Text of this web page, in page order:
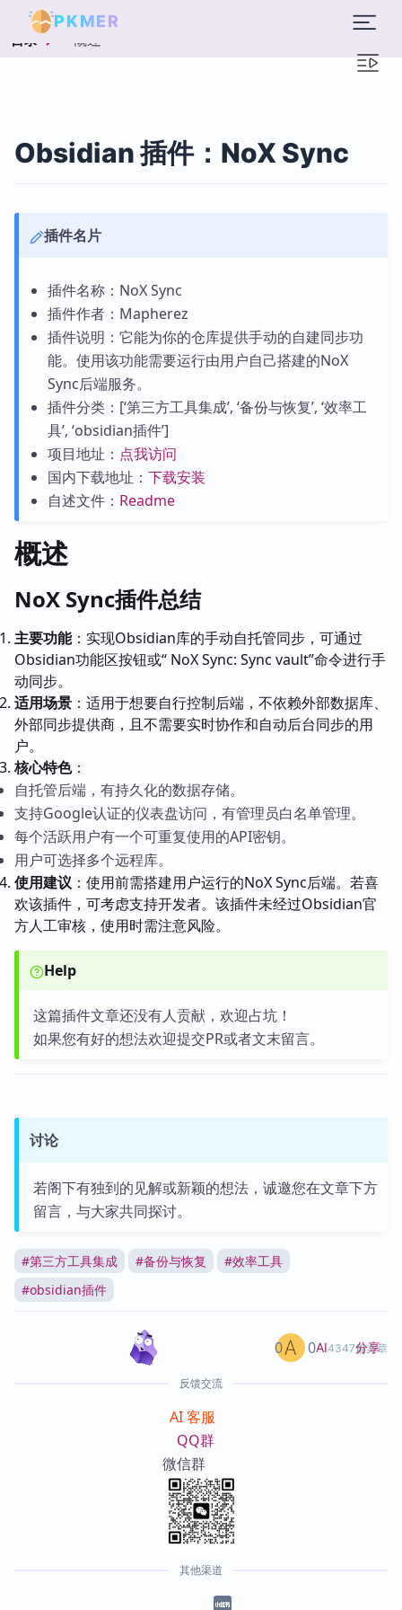
PKMER
目录 概述
Obsidian 插件：NoX Sync
插件名片
插件名称：NoX Sync
插件作者：Mapherez
插件说明：它能为你的仓库提供手动的自建同步功
能。使用该功能需要运行由用户自己搭建的NoX
Sync后端服务。
插件分类：[‘第三方工具集成’, ‘备份与恢复’, ‘效率工
具’, ‘obsidian插件’]
项目地址： 点我访问
国内下载地址： 下载安装
自述文件： Readme
概述
NoX Sync插件总结
主要功能：实现Obsidian库的手动自托管同步，可通过
Obsidian功能区按钮或“ NoX Sync: Sync vault”命令进行手
动同步。
适用场景 ：适用于想要自行控制后端，不依赖外部数据库、
外部同步提供商，且不需要实时协作和自动后台同步的用
户。
核心特色：
自托管后端，有持久化的数据存储。
支持Google认证的仪表盘访问，有管理员白名单管理。
每个活跃用户有一个可重复使用的API密钥。
用户可选择多个远程库。
使用建议 ：使用前需搭建用户运行的NoX Sync后端。若喜
欢该插件，可考虑支持开发者。该插件未经过Obsidian官
方人工审核，使用时需注意风险。
Help
这篇插件文章还没有人贡献，欢迎占坑！
如果您有好的想法欢迎提交PR或者文末留言。
讨论
若阁下有独到的见解或新颖的想法，诚邀您在文章下方
留言，与大家共同探讨。
#第三方工具集成 #备份与恢复 #效率工具
#obsidian插件
AI4347篇文章
0 0 分享
反馈交流
AI 客服
QQ群
微信群
其他渠道